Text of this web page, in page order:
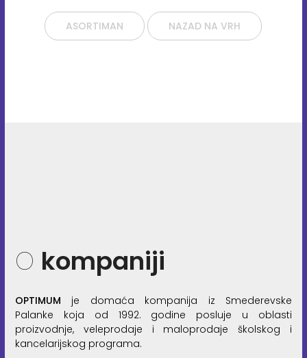
ASORTIMAN NAZAD NA VRH
O kompaniji
OPTIMUM je domaća kompanija iz Smederevske
Palanke koja od 1992. godine posluje u oblasti
proizvodnje, veleprodaje i maloprodaje školskog i
kancelarijskog programa.